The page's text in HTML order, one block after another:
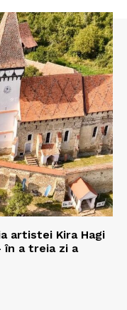
artistei Kira Hagi
în a treia zi a